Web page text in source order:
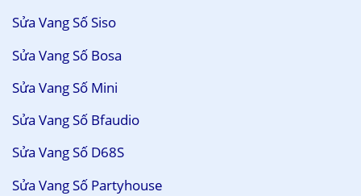
Sửa Vang Số Siso
Sửa Vang Số Bosa
Sửa Vang Số Mini
Sửa Vang Số Bfaudio
Sửa Vang Số D68S
Sửa Vang Số Partyhouse